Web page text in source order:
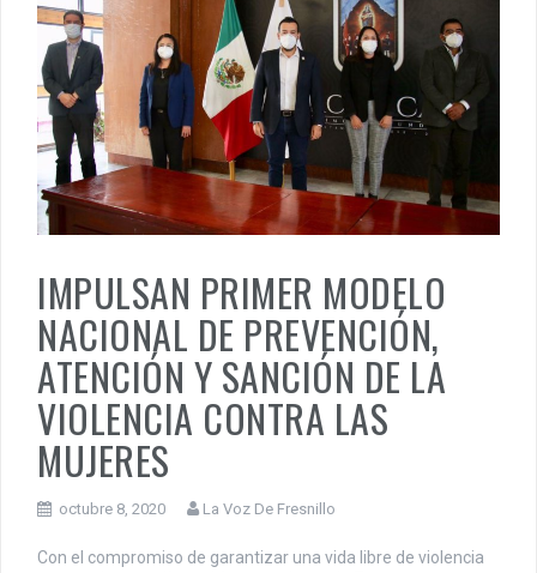
IMPULSAN PRIMER MODELO
NACIONAL DE PREVENCIÓN,
ATENCIÓN Y SANCIÓN DE LA
VIOLENCIA CONTRA LAS
MUJERES
octubre 8, 2020 La Voz De Fresnillo
Con el compromiso de garantizar una vida libre de violencia